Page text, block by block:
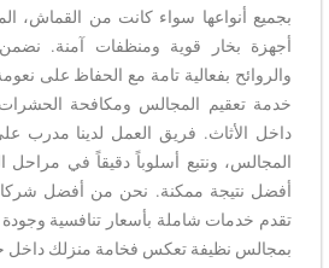
بجميع أنواعها سواء كانت من القماش،
أجهزة بخار قوية ومنظفات آمنة. نضمن
والروائح بفعالية تامة مع الحفاظ على
خدمة تعقيم المجالس ومكافحة
داخل الأثاث. فريق العمل لدينا مدرب
المجالس، ونتبع أسلوباً دقيقاً في مراحل
أفضل نتيجة ممكنة. نحن من أفضل
تقدم خدمات شاملة بأسعار تنافسية وجودة
بمجالس نظيفة تعكس فخامة منزلك داخل